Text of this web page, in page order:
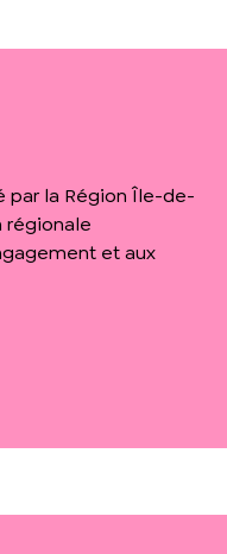
par la Région Île-de-
régionale
et aux